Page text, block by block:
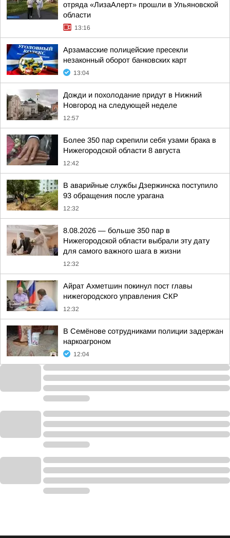
отряда «ЛизаАлерт» прошли в Ульяновской
области
13:16
Арзамасские полицейские пресекли
незаконный оборот банковских карт
13:04
Дожди и похолодание придут в Нижний
Новгород на следующей неделе
12:57
Более 350 пар скрепили себя узами брака в
Нижегородской области 8 августа
12:42
В аварийные службы Дзержинска поступило
93 обращения после урагана
12:32
8.08.2026 — больше 350 пар в
Нижегородской области выбрали эту дату
для самого важного шага в жизни
12:32
Айрат Ахметшин покинул пост главы
нижегородского управления СКР
12:32
В Семёнове сотрудниками полиции задержан
наркоагроном
12:04